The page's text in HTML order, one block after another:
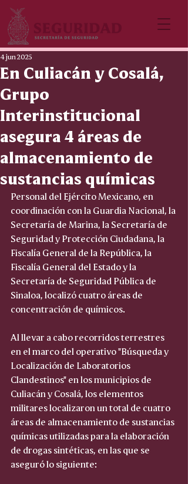
En Culiacán y Cosalá,
Grupo
Interinstitucional
asegura 4 áreas de
almacenamiento de
sustancias químicas
4 jun 2025
Personal del Ejército Mexicano, en
coordinación con la Guardia Nacional, la
Secretaría de Marina, la Secretaría de
Seguridad y Protección Ciudadana, la
Fiscalía General de la República, la
Fiscalía General del Estado y la
Secretaría de Seguridad Pública de
Sinaloa, localizó cuatro áreas de
concentración de químicos.
Al llevar a cabo recorridos terrestres
en el marco del operativo "Búsqueda y
Localización de Laboratorios
Clandestinos" en los municipios de
Culiacán y Cosalá, los elementos
militares localizaron un total de cuatro
áreas de almacenamiento de sustancias
químicas utilizadas para la elaboración
de drogas sintéticas, en las que se
aseguró lo siguiente: